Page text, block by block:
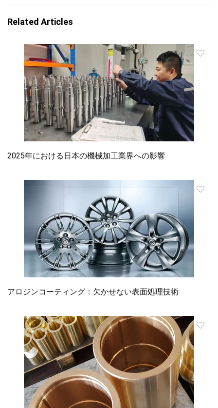
Related Articles
2025年における日本の機械加工業界への影響
アロジンコーティング：欠かせない表面処理技術